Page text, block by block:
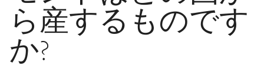
ら産するものです
か?